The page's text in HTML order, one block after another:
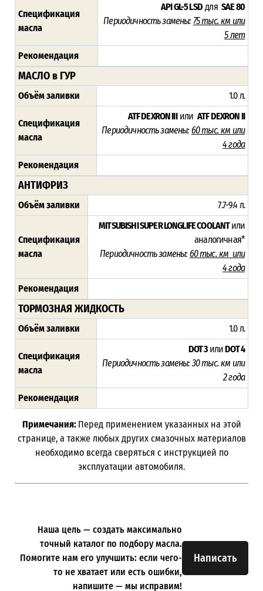
Спецификация
масла
API GL-5 LSDдляSAE 80
Периодичность замены: 75 тыс. км или
5 лет
Рекомендация
МАСЛО в ГУР
Объём заливки 1.0 л.
Спецификация
масла
ATF DEXRON III или ATF DEXRON II
Периодичность замены: 60 тыс. км или
4 года
Рекомендация
АНТИФРИЗ
Объём заливки 7.7-9.4 л.
Спецификация
масла
MITSUBISHI SUPER LONGLIFE COOLANTили
аналогичная*
Периодичность замены: 60 тыс. км или
4 года
Рекомендация
ТОРМОЗНАЯ ЖИДКОСТЬ
Объём заливки 1.0 л.
Спецификация
масла
DOT 3 илиDOT 4
Периодичность замены:30 тыс. км или
2 года
Рекомендация
Примечания: Перед применением указанных на этой
странице, а также любых других смазочных материалов
необходимо всегда сверяться с инструкцией по
эксплуатации автомобиля.
Написать
Наша цель — создать максимально
точный каталог по подбору масла.
Помогите нам его улучшить: если чего-
то не хватает или есть ошибки,
напишите — мы исправим!